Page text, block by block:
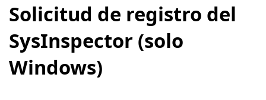
Solicitud de registro del
SysInspector (solo
Windows)